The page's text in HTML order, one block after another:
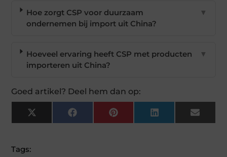
Hoe zorgt CSP voor duurzaam
ondernemen bij import uit China?
▼
Hoeveel ervaring heeft CSP met producten
importeren uit China?
▼
Goed artikel? Deel hem dan op:
X
(Twitter)
FacebookPinterest LinkedIn Email
Tags: